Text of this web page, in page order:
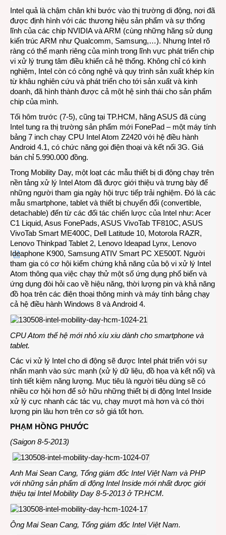
Intel quả là chậm chân khi bước vào thị trường di động, nơi đã
được định hình với các thương hiệu sản phẩm và sự thống
lĩnh của các chip NVIDIA và ARM (cùng những hãng sử dụng
kiến trúc ARM như Qualcomm, Samsung,…). Nhưng Intel rõ
ràng có thế mạnh riêng của mình trong lĩnh vực phát triển chip
vi xử lý trung tâm điều khiển cả hệ thống. Không chỉ có kinh
nghiệm, Intel còn có công nghệ và quy trình sản xuất khép kín
từ khâu nghiên cứu và phát triển cho tới sản xuất và kinh
doanh, đã hình thành được cả một hệ sinh thái cho sản phẩm
chip của mình.
Tối hôm trước (7-5), cũng tại TP.HCM, hãng ASUS đã cùng
Intel tung ra thị trường sản phẩm mới FonePad – một máy tính
bảng 7 inch chạy CPU Intel Atom Z2420 với hệ điều hành
Android 4.1, có chức năng gọi điện thoại và kết nối 3G. Giá
bán chỉ 5.990.000 đồng.
Trong Mobility Day, một loạt các mẫu thiết bị di động chạy trên
nền tảng xử lý Intel Atom đã được giới thiệu và trưng bày để
những người tham gia ngày hội trực tiếp trải nghiệm. Đó là các
mẫu smartphone, tablet và thiết bị chuyển đổi (convertible,
detachable) đến từ các đối tác chiến lược của Intel như: Acer
C1 Liquid, Asus FonePads, ASUS VivoTab TF810C, ASUS
VivoTab Smart ME400C, Dell Latitude 10, Motorola RAZR,
Lenovo Thinkpad Tablet 2, Lenovo Ideapad Lynx, Lenovo
Ideaphone K900, Samsung ATIV Smart PC XE500T. Người
tham gia có cơ hội kiểm chứng khả năng của bộ vi xử lý Intel
Atom thông qua việc chạy thử một số ứng dụng phổ biến và
ứng dụng đòi hỏi cao về hiệu năng, thời lượng pin và khả năng
đồ họa trên các điện thoại thông minh và máy tính bảng chạy
cả hệ điều hành Windows 8 và Android 4.
CPU Atom thế hệ mới nhỏ xíu xiu dành cho smartphone và
tablet.
Các vi xử lý Intel cho di động sẽ được Intel phát triển với sự
nhấn mạnh vào sức mạnh (xử lý dữ liệu, đồ họa và kết nối) và
tính tiết kiệm năng lượng. Mục tiêu là người tiêu dùng sẽ có
nhiều cơ hội hơn để sở hữu những thiết bị di động Intel Inside
xử lý cực nhanh các tác vụ, chạy mượt mà hơn và có thời
lượng pin lâu hơn trên cơ sở giá tốt hơn.
PHẠM HỒNG PHƯỚC
(Saigon 8-5-2013)
Anh Mai Sean Cang, Tổng giám đốc Intel Việt Nam và PHP
với những sản phẩm di động Intel Inside mới nhất được giới
thiệu tại Intel Mobility Day 8-5-2013 ở TP.HCM.
Ông Mai Sean Cang, Tổng giám đốc Intel Việt Nam.